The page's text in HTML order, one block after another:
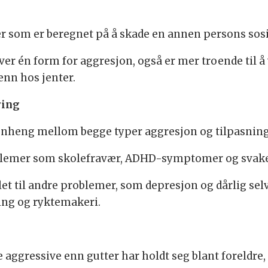
er beregnet på å skade en annen persons
én form for aggresjon, også er mer troende til
hos jenter.
mellom begge typer aggresjon og
som skolefravær, ADHD-symptomer og
til andre problemer, som depresjon og dårlig
og ryktemakeri.
enn gutter har holdt seg blant